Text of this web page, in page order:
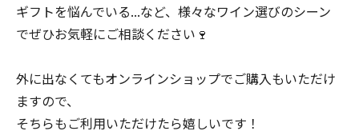
ギフトを悩んでいる...など、様々なワイン選びのシーン
でぜひお気軽にご相談ください🍷
外に出なくてもオンラインショップでご購入もいただけ
ますので、
そちらもご利用いただけたら嬉しいです！